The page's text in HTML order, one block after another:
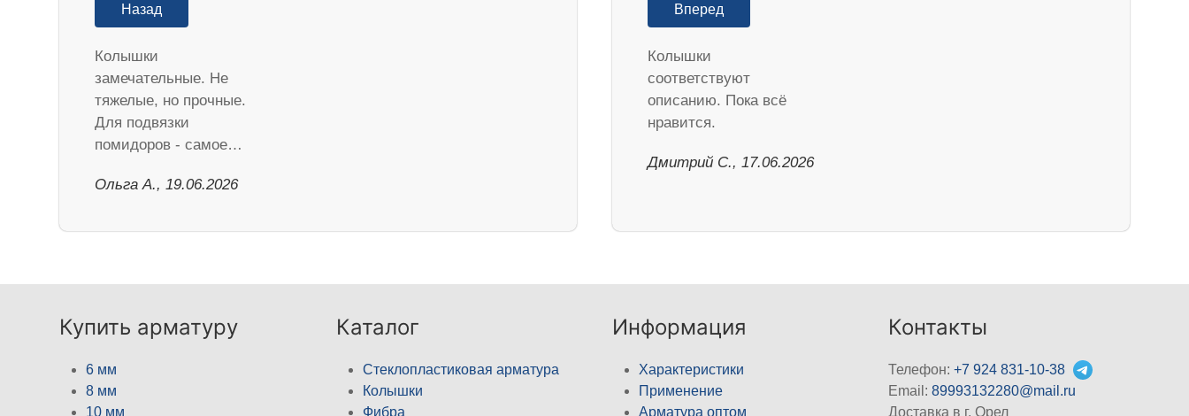
Назад
Колышки
замечательные. Не
тяжелые, но прочные.
Для подвязки
помидоров - самое…
Ольга А., 19.06.2026
Вперед
Колышки
соответствуют
описанию. Пока всё
нравится.
Дмитрий С., 17.06.2026
Купить арматуру
6 мм
8 мм
10 мм
Каталог
Стеклопластиковая арматура
Колышки
Фибра
Информация
Характеристики
Применение
Арматура оптом
Контакты
Телефон:+7 924 831-10-38
Email:89993132280@mail.ru
Доставка в г. Орел